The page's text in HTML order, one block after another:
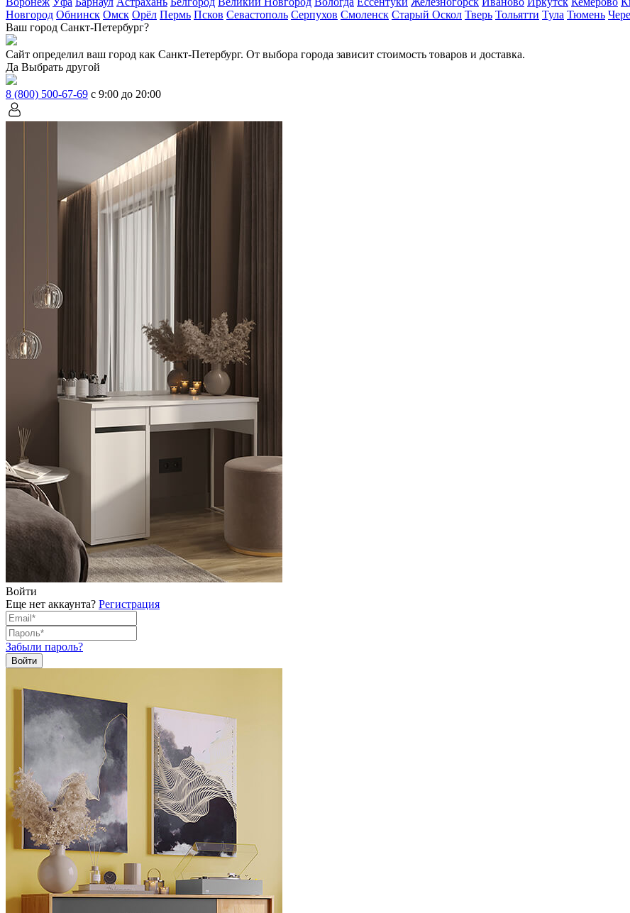
Новгород Обнинск Омск Орёл Пермь Псков Севастополь Серпухов Смоленск Старый Оскол Тверь Тольятти Тула Тюмень
Ваш город Санкт-Петербург?
Сайт определил ваш город как Санкт-Петербург. От выбора города зависит стоимость товаров и доставка.
Да Выбрать другой
8 (800) 500-67-69 с 9:00 до 20:00
Войти
Еще нет аккаунта? Регистрация
Забыли пароль?